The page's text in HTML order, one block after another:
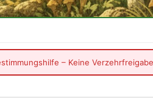
– Keine